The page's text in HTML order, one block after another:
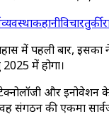
कहानीविचारतुर्की
पहली बार, इसका
में होगा।
टेक्नोलॉजी और
की एकमात्र